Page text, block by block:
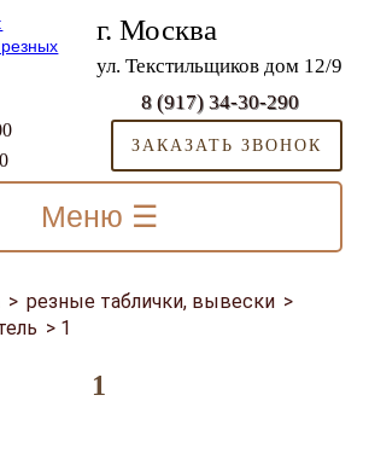
г. Москва
ул. Текстильщиков дом 12/9
8 (917) 34-30-290
ЗАКАЗАТЬ ЗВОНОК
Меню ☰
> резные таблички, вывески >
> 1
1